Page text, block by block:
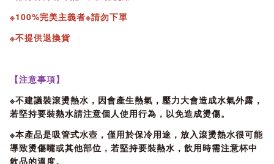
●無尾真空技術，平滑內膽無焊條，真空度更高、保溫時間更
長!
●一鍵彈蓋即飲吸嘴設計，壓縮嘴口無摺疊，更加衛生耐用。
●吸管採用柔軟TPE材質，保護牙齒。
●290ml小巧尺寸，兒童背在身上也不會造成負擔!
※100%完美主義者※請勿下單
※不提供退換貨
【注意事項】
※不建議裝滾燙熱水，因會產生熱氣，壓力大會造成水氣外露，
若堅持要裝熱水請注意個人使用行為，以免造成燙傷。
※本產品是吸管式水壺，僅用於保冷用途，放入滾燙熱水很可能
導致燙傷嘴或其他部位，若堅持要裝熱水，飲用時需注意杯中
飲品的溫度。